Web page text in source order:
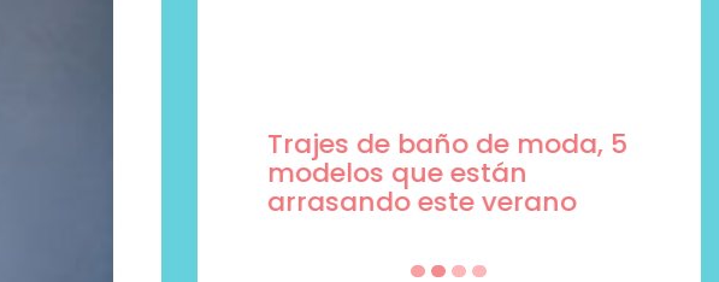
de CBD
en
de
Trajes de baño de moda, 5
modelos que están
arrasando este verano